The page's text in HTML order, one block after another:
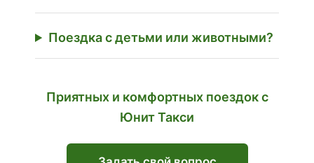
Поездка с детьми или животными?
Приятных и комфортных поездок с
Юнит Такси